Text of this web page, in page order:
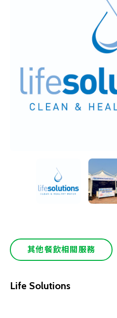
其他餐飲相關服務
Life Solutions